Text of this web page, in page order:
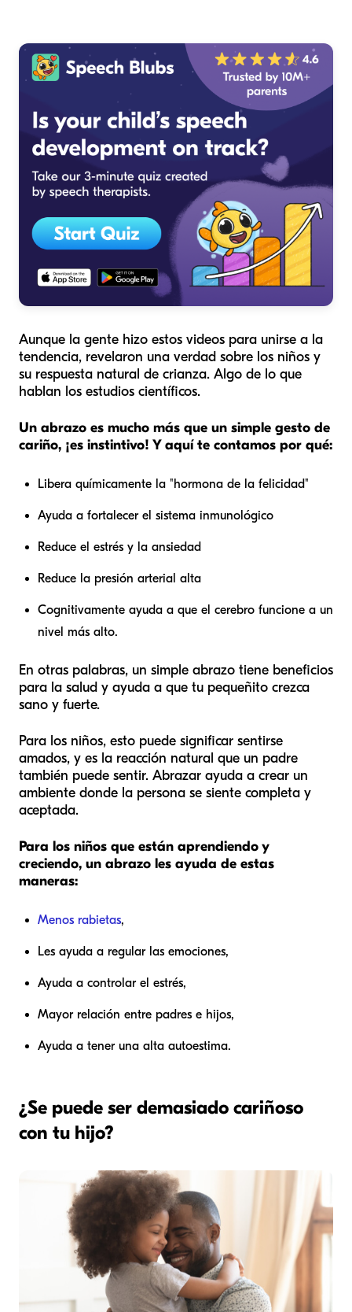
Aunque la gente hizo estos videos para unirse a la
tendencia, revelaron una verdad sobre los niños y
su respuesta natural de crianza. Algo de lo que
hablan los estudios científicos.
Un abrazo es mucho más que un simple gesto de
cariño, ¡es instintivo! Y aquí te contamos por qué:
Libera químicamente la "hormona de la felicidad"
Ayuda a fortalecer el sistema inmunológico
Reduce el estrés y la ansiedad
Reduce la presión arterial alta
Cognitivamente ayuda a que el cerebro funcione a un
nivel más alto.
En otras palabras, un simple abrazo tiene beneficios
para la salud y ayuda a que tu pequeñito crezca
sano y fuerte.
Para los niños, esto puede significar sentirse
amados, y es la reacción natural que un padre
también puede sentir. Abrazar ayuda a crear un
ambiente donde la persona se siente completa y
aceptada.
Para los niños que están aprendiendo y
creciendo, un abrazo les ayuda de estas
maneras:
Menos rabietas,
Les ayuda a regular las emociones,
Ayuda a controlar el estrés,
Mayor relación entre padres e hijos,
Ayuda a tener una alta autoestima.
¿Se puede ser demasiado cariñoso
con tu hijo?